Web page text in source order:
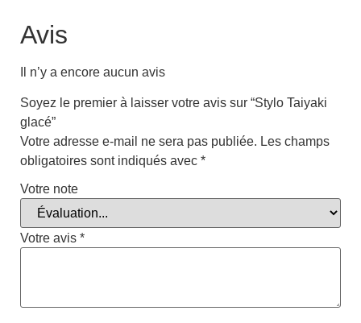
Avis
Il n’y a encore aucun avis
Soyez le premier à laisser votre avis sur “Stylo Taiyaki
glacé”
Votre adresse e-mail ne sera pas publiée. Les champs
obligatoires sont indiqués avec *
Votre note
Votre avis *